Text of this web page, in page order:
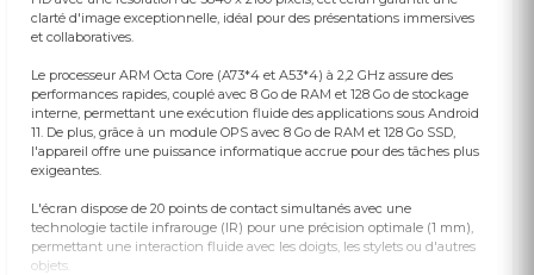
clarté d'image exceptionnelle, idéal pour des présentations immersives
et collaboratives.
Le processeur ARM Octa Core (A73*4 et A53*4) à 2,2 GHz assure des
performances rapides, couplé avec 8 Go de RAM et 128 Go de stockage
interne, permettant une exécution fluide des applications sous Android
11. De plus, grâce à un module OPS avec 8 Go de RAM et 128 Go SSD,
l'appareil offre une puissance informatique accrue pour des tâches plus
exigeantes.
L'écran dispose de 20 points de contact simultanés avec une
technologie tactile infrarouge (IR) pour une précision optimale (1 mm),
permettant une interaction fluide avec les doigts, les stylets ou d'autres
objets.